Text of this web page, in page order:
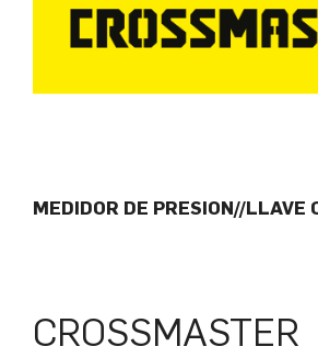
MEDIDOR DE PRESION//LLAVE
CROSSMASTER